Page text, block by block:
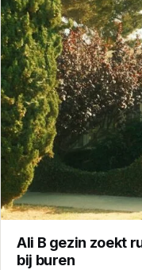
Ali B gezin zoekt
bij buren